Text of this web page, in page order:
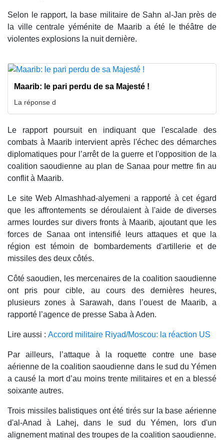
Selon le rapport, la base militaire de Sahn al-Jan près de
la ville centrale yéménite de Maarib a été le théâtre de
violentes explosions la nuit dernière.
Maarib: le pari perdu de sa Majesté !
La réponse d
Le rapport poursuit en indiquant que l'escalade des
combats à Maarib intervient après l'échec des démarches
diplomatiques pour l’arrêt de la guerre et l'opposition de la
coalition saoudienne au plan de Sanaa pour mettre fin au
conflit à Maarib.
Le site Web Almashhad-alyemeni a rapporté à cet égard
que les affrontements se déroulaient à l'aide de diverses
armes lourdes sur divers fronts à Maarib, ajoutant que les
forces de Sanaa ont intensifié leurs attaques et que la
région est témoin de bombardements d'artillerie et de
missiles des deux côtés.
Côté saoudien, les mercenaires de la coalition saoudienne
ont pris pour cible, au cours des dernières heures,
plusieurs zones à Sarawah, dans l’ouest de Maarib, a
rapporté l’agence de presse Saba à Aden.
Lire aussi : Accord militaire Riyad/Moscou: la réaction US
Par ailleurs, l’attaque à la roquette contre une base
aérienne de la coalition saoudienne dans le sud du Yémen
a causé la mort d’au moins trente militaires et en a blessé
soixante autres.
Trois missiles balistiques ont été tirés sur la base aérienne
d'al-Anad à Lahej, dans le sud du Yémen, lors d'un
alignement matinal des troupes de la coalition saoudienne.